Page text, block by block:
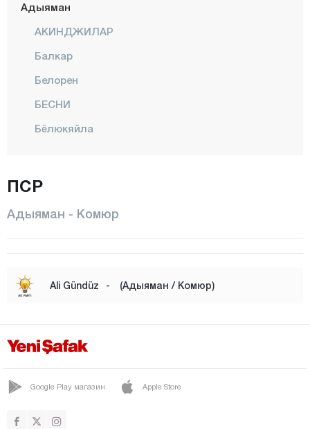
Адыяман
АКИНДЖИЛАР
Балкар
Белорен
БЕСНИ
Бёлюкяйла
Кесметепе
Комюр
ПЫНАРБАШИ
ПСР
Адыяман - Комюр
Ali Gündüz - (Адыяман / Комюр)
Google Play магазин Apple Store